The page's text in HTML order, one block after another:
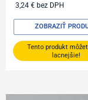
3,24€ bez DPH
Tento produkt
lacnejšie!
ZOBRAZIŤ